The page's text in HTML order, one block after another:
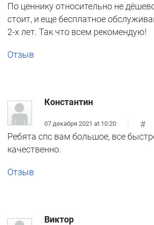
По ценнику относительно не
стоит, и еще бесплатное
2-х лет. Так что всем рекомендую!
Отзыв
Константин
07 декабря 2021 at 10:20
#
Ребята спс вам большое, все
качественно.
Отзыв
Виктор